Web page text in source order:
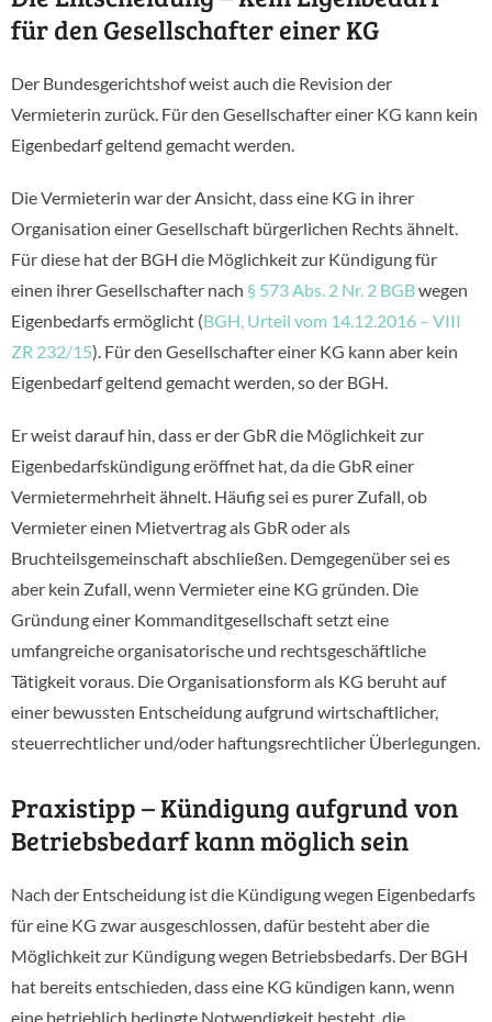
für den Gesellschafter einer KG
Der Bundesgerichtshof weist auch die Revision der
Vermieterin zurück. Für den Gesellschafter einer KG kann kein
Eigenbedarf geltend gemacht werden.
Die Vermieterin war der Ansicht, dass eine KG in ihrer
Organisation einer Gesellschaft bürgerlichen Rechts ähnelt.
Für diese hat der BGH die Möglichkeit zur Kündigung für
einen ihrer Gesellschafter nach § 573 Abs. 2 Nr. 2 BGBwegen
Eigenbedarfs ermöglicht (BGH, Urteil vom 14.12.2016 – VIII
ZR 232/15). Für den Gesellschafter einer KG kann aber kein
Eigenbedarf geltend gemacht werden, so der BGH.
Er weist darauf hin, dass er der GbR die Möglichkeit zur
Eigenbedarfskündigung eröffnet hat, da die GbR einer
Vermietermehrheit ähnelt. Häufig sei es purer Zufall, ob
Vermieter einen Mietvertrag als GbR oder als
Bruchteilsgemeinschaft abschließen. Demgegenüber sei es
aber kein Zufall, wenn Vermieter eine KG gründen. Die
Gründung einer Kommanditgesellschaft setzt eine
umfangreiche organisatorische und rechtsgeschäftliche
Tätigkeit voraus. Die Organisationsform als KG beruht auf
einer bewussten Entscheidung aufgrund wirtschaftlicher,
steuerrechtlicher und/oder haftungsrechtlicher Überlegungen.
Praxistipp – Kündigung aufgrund von
Betriebsbedarf kann möglich sein
Nach der Entscheidung ist die Kündigung wegen Eigenbedarfs
für eine KG zwar ausgeschlossen, dafür besteht aber die
Möglichkeit zur Kündigung wegen Betriebsbedarfs. Der BGH
hat bereits entschieden, dass eine KG kündigen kann, wenn
eine betrieblich bedingte Notwendigkeit besteht, die